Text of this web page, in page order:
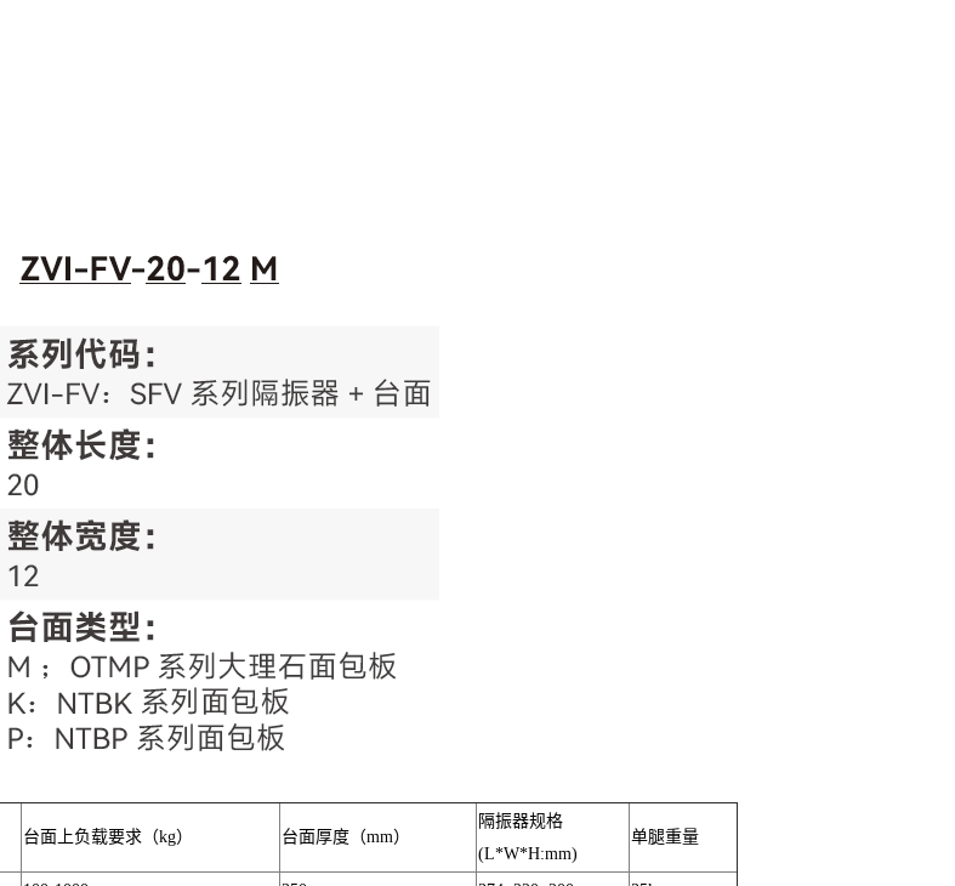
台面上负载要求（kg） 台面厚度（mm）
隔振器规格
(L*W*H:mm)
单腿重量